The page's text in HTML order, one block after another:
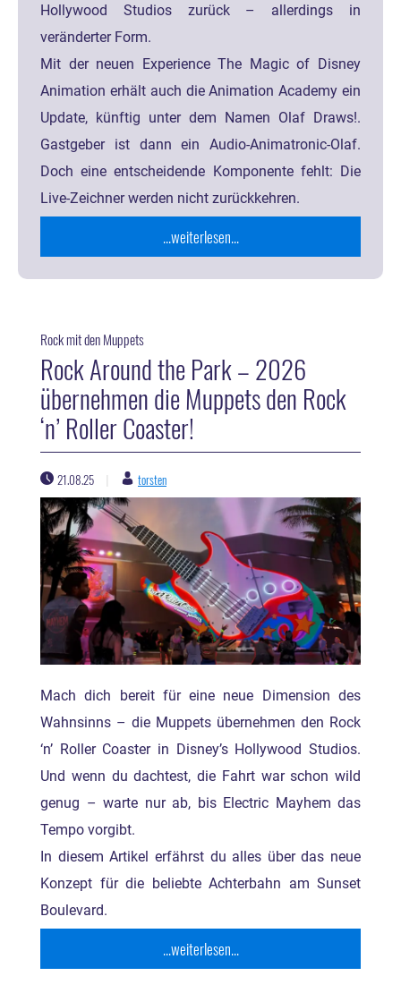
Hollywood Studios zurück – allerdings in
veränderter Form.
Mit der neuen Experience The Magic of Disney
Animation erhält auch die Animation Academy ein
Update, künftig unter dem Namen Olaf Draws!.
Gastgeber ist dann ein Audio-Animatronic-Olaf.
Doch eine entscheidende Komponente fehlt: Die
Live-Zeichner werden nicht zurückkehren.
...weiterlesen...
Rock mit den Muppets
Rock Around the Park – 2026
übernehmen die Muppets den Rock
‘n’ Roller Coaster!
21.08.25 | torsten
Mach dich bereit für eine neue Dimension des
Wahnsinns – die Muppets übernehmen den Rock
‘n’ Roller Coaster in Disney’s Hollywood Studios.
Und wenn du dachtest, die Fahrt war schon wild
genug – warte nur ab, bis Electric Mayhem das
Tempo vorgibt.
In diesem Artikel erfährst du alles über das neue
Konzept für die beliebte Achterbahn am Sunset
Boulevard.
...weiterlesen...